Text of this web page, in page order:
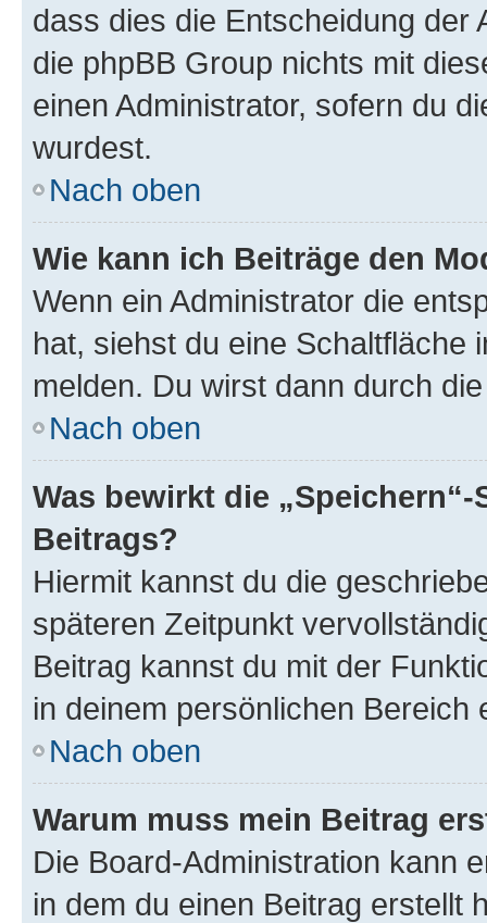
dass dies die Entscheidung der
die phpBB Group nichts mit
einen Administrator, sofern du
wurdest.
Nach oben
Wie kann ich Beiträge den
Wenn ein Administrator die
hat, siehst du eine Schaltfläche
melden. Du wirst dann durch
Nach oben
Was bewirkt die
Beitrags?
Hiermit kannst du die
späteren Zeitpunkt
Beitrag kannst du mit der
in deinem persönlichen Bereich
Nach oben
Warum muss mein Beitrag
Die Board-Administration kann
in dem du einen Beitrag erstellt